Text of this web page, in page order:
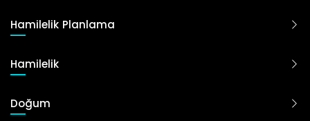
Hamilelik Planlama
Hamilelik
Doğum